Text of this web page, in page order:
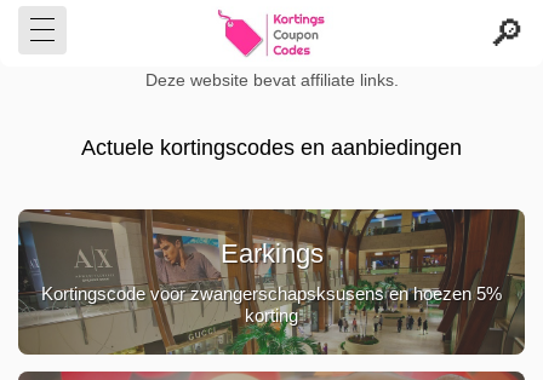
Deze website bevat affiliate links.
Actuele kortingscodes en aanbiedingen
Earkings
Kortingscode voor zwangerschapsksusens en hoezen 5%
korting